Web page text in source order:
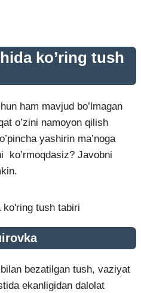
ko’ring tush
ham mavjud bo’lmagan
o’zini namoyon qilish
yashirin ma’noga
ko’rmoqdasiz? Javobni
bezatilgan tush, vaziyat
ekanligidan dalolat